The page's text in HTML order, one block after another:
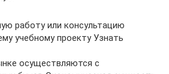
работу или консультацию
учебному проекту Узнать
осуществляются с